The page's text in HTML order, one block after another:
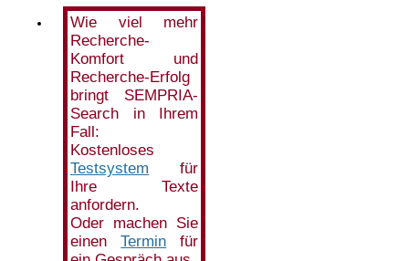
Wie viel mehr
Recherche-
Komfort und
Recherche-Erfolg
bringt SEMPRIA-
Search in Ihrem
Fall:
Kostenloses
Testsystem für
Ihre Texte
anfordern.
Oder machen Sie
einenTermin für